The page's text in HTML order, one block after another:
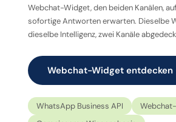
Webchat-Widget, den beiden Kanälen,
sofortige Antworten erwarten. Dieselbe
dieselbe Intelligenz, zwei Kanäle
Webchat-Widget entdecken
WhatsApp Business API